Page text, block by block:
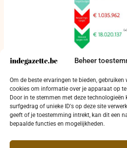
Beheer
Om de beste ervaringen te bieden,
cookies om informatie over je apparaat op
Door in te stemmen met deze technologieën
surfgedrag of unieke ID's op deze site
geeft of je toestemming intrekt, kan dit een
bepaalde functies en mogelijkheden.
Besparingsronde raakt
vervoerregio Westhoek
17 februari 2026